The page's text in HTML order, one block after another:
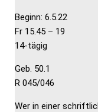
Beginn: 6.5.22
Fr 15.45 – 19
14-tägig
Geb. 50.1
R 045/046
Wer in einer